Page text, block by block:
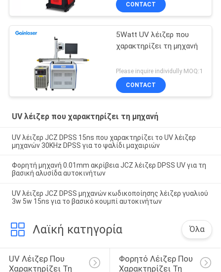
CONTACT
5Watt UV λέιζερ που
χαρακτηρίζει τη μηχανή
Please inquire individully MOQ:1
CONTACT
UV λέιζερ που χαρακτηρίζει τη μηχανή
UV λέιζερ JCZ DPSS 15ns που χαρακτηρίζει το UV λέιζερ
μηχανών 30KHz DPSS για το ψαλίδι μαχαιριών
Φορητή μηχανή 0.01mm ακρίβεια JCZ λέιζερ DPSS UV για τη
βασική αλυσίδα αυτοκινήτων
UV λέιζερ JCZ DPSS μηχανών κωδικοποίησης λέιζερ γυαλιού
3w 5w 15ns για το βασικό κουμπί αυτοκινήτων
Λαϊκή κατηγορία Όλα
UV Λέιζερ Που
Χαρακτηρίζει Τη
Φορητό Λέιζερ Που
Χαρακτηρίζει Τη